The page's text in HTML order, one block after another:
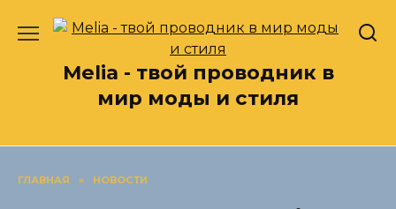
Melia - твой проводник в
мир моды и стиля
ГЛАВНАЯ » НОВОСТИ